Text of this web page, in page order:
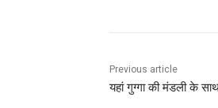
Previous article
यहां गुग्गा की मंडली के